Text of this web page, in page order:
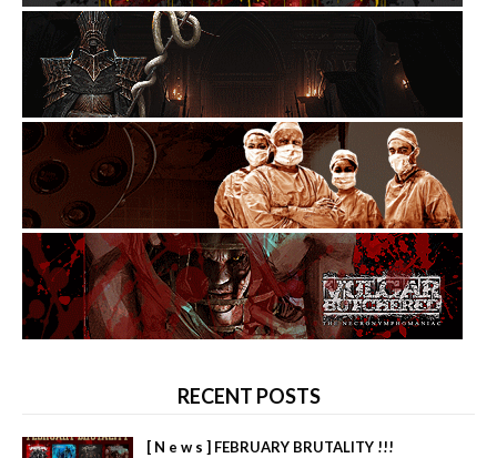
RECENT POSTS
[ N e w s ] FEBRUARY BRUTALITY !!!